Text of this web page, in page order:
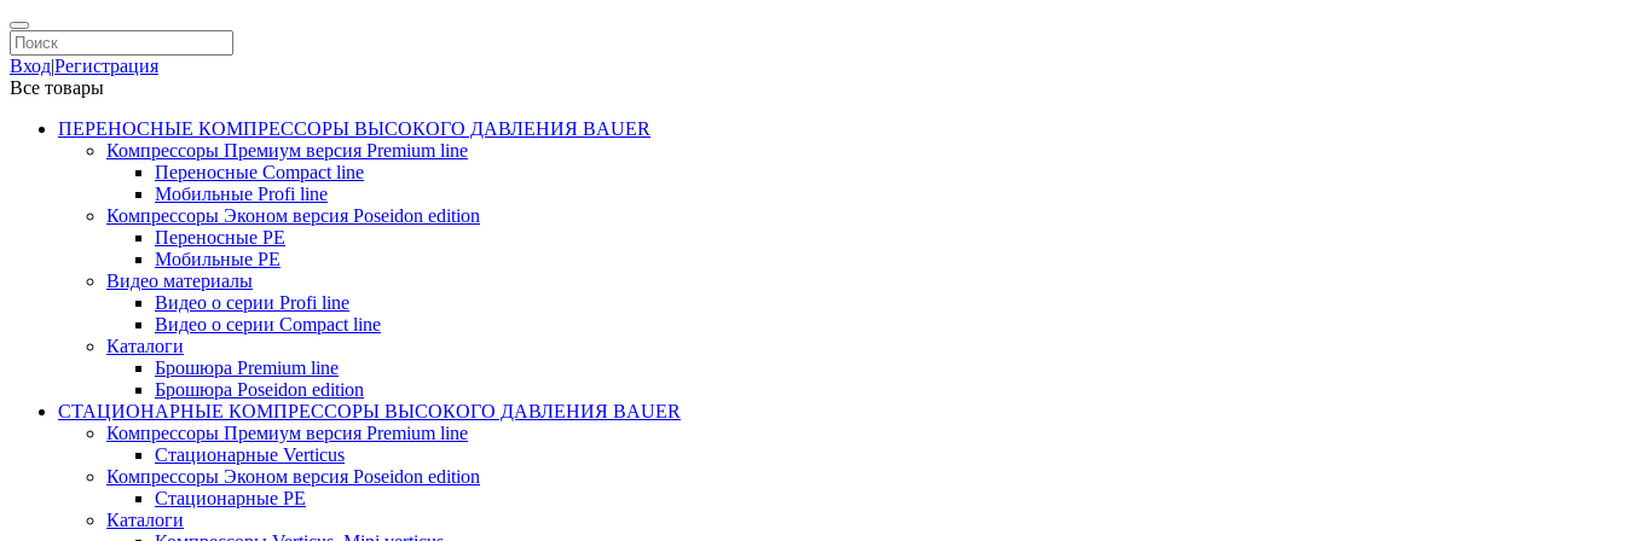
Вход|Регистрация
Все товары
ПЕРЕНОСНЫЕ КОМПРЕССОРЫ ВЫСОКОГО ДАВЛЕНИЯ BAUER
Компрессоры Премиум версия Premium line
Переносные Compact line
Мобильные Profi line
Компрессоры Эконом версия Poseidon edition
Переносные PE
Мобильные PE
Видео материалы
Видео о серии Profi line
Видео о серии Compact line
Каталоги
Брошюра Premium line
Брошюра Poseidon edition
СТАЦИОНАРНЫЕ КОМПРЕССОРЫ ВЫСОКОГО ДАВЛЕНИЯ BAUER
Компрессоры Премиум версия Premium line
Стационарные Verticus
Компрессоры Эконом версия Poseidon edition
Стационарные PE
Каталоги